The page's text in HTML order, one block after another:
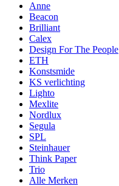
Anne
Beacon
Brilliant
Calex
Design For The People
ETH
Konstsmide
KS verlichting
Lighto
Mexlite
Nordlux
Segula
SPL
Steinhauer
Think Paper
Trio
Alle Merken